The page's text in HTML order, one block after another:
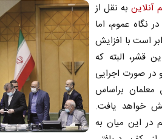
آنلاینبه نقل از
نگاه عموم، اما
است با افزایش
قشر، البته که
در صورت اجرایی
براساس
خواهد یافت.
در این میان به